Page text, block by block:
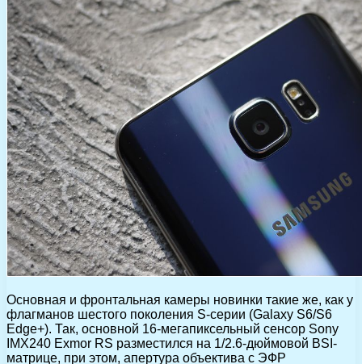
Основная и фронтальная камеры новинки такие же, как у
флагманов шестого поколения S-серии (Galaxy S6/S6
Edge+). Так, основной 16-мегапиксельный сенсор Sony
IMX240 Exmor RS разместился на 1/2.6-дюймовой BSI-
матрице, при этом, апертура объектива с ЭФР